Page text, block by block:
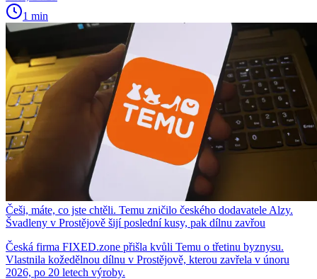
1 min
Češi, máte, co jste chtěli. Temu zničilo českého dodavatele Alzy.
Švadleny v Prostějově šijí poslední kusy, pak dílnu zavřou
Česká firma FIXED.zone přišla kvůli Temu o třetinu byznysu.
Vlastnila kožedělnou dílnu v Prostějově, kterou zavřela v únoru
2026, po 20 letech výroby.